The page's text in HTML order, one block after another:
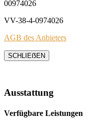
00974026
VV-38-4-0974026
AGB des Anbieters
SCHLIEẞEN
Ausstattung
Verfügbare Leistungen